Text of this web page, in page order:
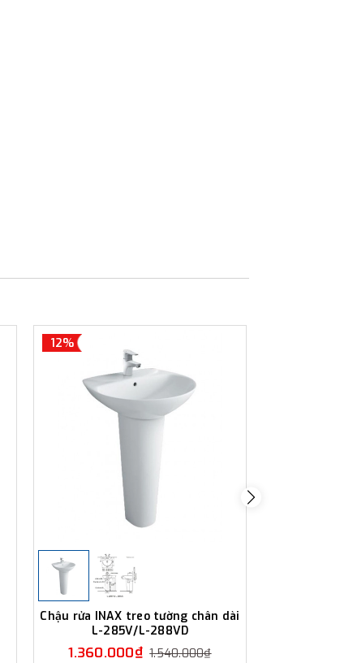
12%
Chậu rửa INAX treo tường chân dài
L-285V/L-288VD
1.360.000₫ 1.540.000₫